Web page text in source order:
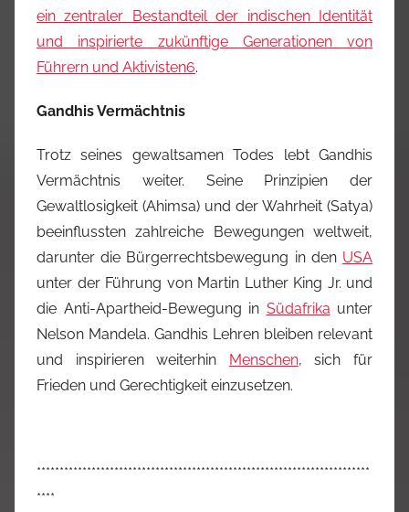
ein zentraler Bestandteil der indischen Identität
und inspirierte zukünftige Generationen von
Führern und Aktivisten6.
Gandhis Vermächtnis
Trotz seines gewaltsamen Todes lebt Gandhis
Vermächtnis weiter. Seine Prinzipien der
Gewaltlosigkeit (Ahimsa) und der Wahrheit (Satya)
beeinflussten zahlreiche Bewegungen weltweit,
darunter die Bürgerrechtsbewegung in den USA
unter der Führung von Martin Luther King Jr. und
die Anti-Apartheid-Bewegung in Südafrika unter
Nelson Mandela. Gandhis Lehren bleiben relevant
und inspirieren weiterhin
Menschen, sich für
Frieden und Gerechtigkeit einzusetzen.
*************************************************************************
****